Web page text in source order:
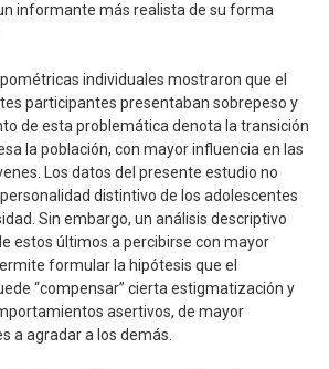
informante más realista de su forma
individuales mostraron que el
participantes presentaban sobrepeso y
de esta problemática denota la transición
la población, con mayor influencia en las
Los datos del presente estudio no
distintivo de los adolescentes
Sin embargo, un análisis descriptivo
estos últimos a percibirse con mayor
formular la hipótesis que el
“compensar” cierta estigmatización y
asertivos, de mayor
a agradar a los demás.